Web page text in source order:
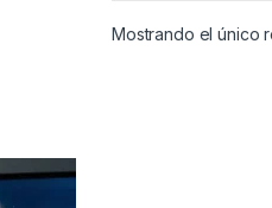
Mostrando el único